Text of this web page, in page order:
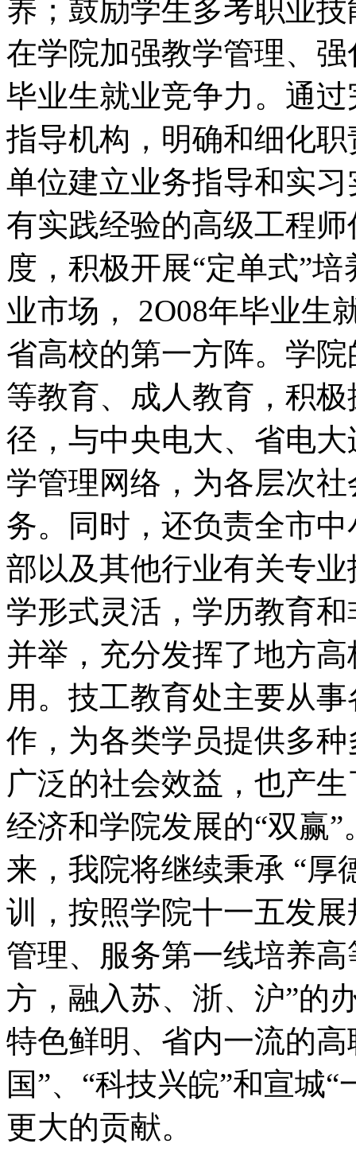
养；鼓励学生多考职业
在学院加强教学管理、
毕业生就业竞争力。通
指导机构，明确和细化
单位建立业务指导和实
有实践经验的高级工程
度，积极开展“定单式”
业市场， 2O08年毕业生
省高校的第一方阵。学
等教育、成人教育，积
径，与中央电大、省电
学管理网络，为各层次
务。同时，还负责全市
部以及其他行业有关专
学形式灵活，学历教育
并举，充分发挥了地方
用。技工教育处主要从
作，为各类学员提供多
广泛的社会效益，也产
经济和学院发展的“双赢
来，我院将继续秉承 “厚
训，按照学院十一五发
管理、服务第一线培养
方，融入苏、浙、沪”的
特色鲜明、省内一流的
国”、“科技兴皖”和宣城
更大的贡献。